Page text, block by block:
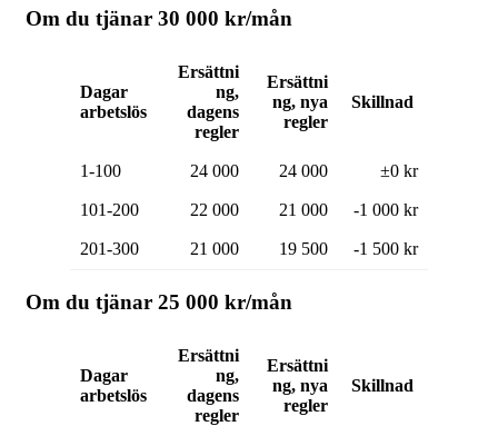
Om du tjänar 30 000 kr/mån
Dagar
arbetslös
Ersättni
ng,
dagens
regler
Ersättni
ng, nya
regler
Skillnad
1-100 24 000 24 000 ±0 kr
101-200 22 000 21 000 -1 000 kr
201-300 21 000 19 500 -1 500 kr
Om du tjänar 25 000 kr/mån
Dagar
arbetslös
Ersättni
ng,
dagens
regler
Ersättni
ng, nya
regler
Skillnad